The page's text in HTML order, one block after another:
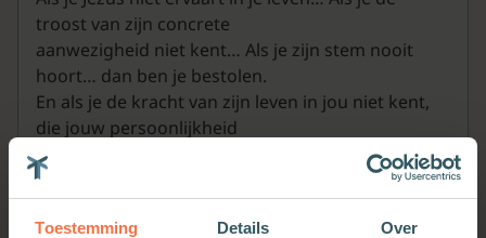
Toestemming Details Over
troost van zijn concrete
aanwezigheid niet kent… Als je zijn stem nooit
hoort… dan ben je bestolen.
En als je de kracht van zijn leven in jou niet kent,
die jouw persoonlijkheid
vernieuwt, je gebrokenheid geneest en je in staat
stelt te leven zoals hij
leefde, dan ben je beroofd.